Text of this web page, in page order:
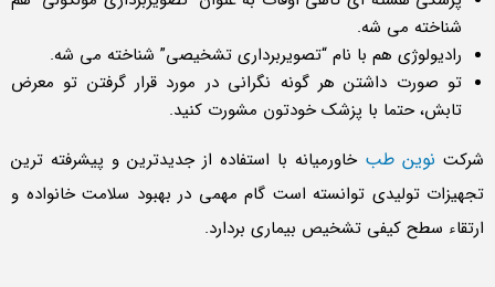
شناخته می شه.
رادیولوژی هم با نام “تصویربرداری تشخیصی” شناخته می شه.
تو صورت داشتن هر گونه نگرانی در مورد قرار گرفتن تو معرض
تابش، حتما با پزشک خودتون مشورت کنید.
شرکت نوین طب خاورمیانه با استفاده از جدیدترین و پیشرفته ترین
تجهیزات تولیدی توانسته است گام مهمی در بهبود سلامت خانواده و
ارتقاء سطح کیفی تشخیص بیماری بردارد.